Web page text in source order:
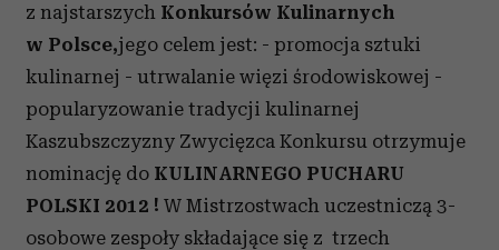
z najstarszych Konkursów Kulinarnych
w Polsce,jego celem jest: - promocja sztuki
kulinarnej - utrwalanie więzi środowiskowej -
popularyzowanie tradycji kulinarnej
Kaszubszczyzny Zwycięzca Konkursu otrzymuje
nominację do KULINARNEGO PUCHARU
POLSKI 2012 ! W Mistrzostwach uczestniczą 3-
osobowe zespoły składające się z trzech